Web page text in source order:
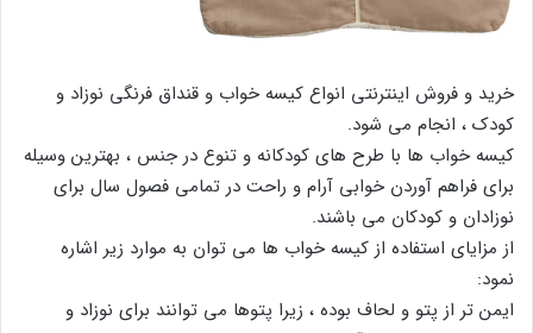
خرید و فروش اینترنتی انواع کیسه خواب و قنداق فرنگی نوزاد و
کودک ، انجام می شود.
کیسه خواب ها با طرح های کودکانه و تنوع در جنس ، بهترین وسیله
برای فراهم آوردن خوابی آرام و راحت در تمامی فصول سال برای
نوزادان و کودکان می باشند.
از مزایای استفاده از کیسه خواب ها می توان به موارد زیر اشاره
نمود:
ایمن تر از پتو و لحاف بوده ، زیرا پتوها می توانند برای نوزاد و